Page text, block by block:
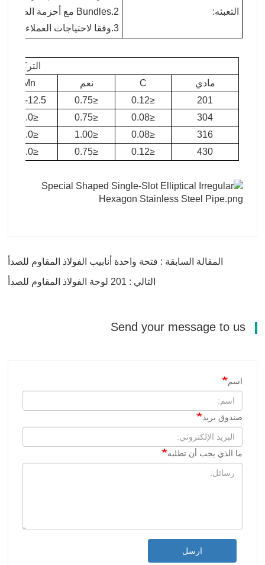
التعبئه:
2.Bundles مع أحزمة الصلب
3.وفقا لاحتياجات العملاء
التركيب
مادي
C نعم
Mn
201
≤0.12
≤0.75
9.5-12.5
304
≤0.08
≤0.75
≤2.0
316
≤0.08
≤1.00
≤2.0
430
≤0.12
≤0.75
≤2.0
المقالة السابقة : فتحة واحدة أنابيب الفولاذ المقاوم للصدأ
التالي : 201 لوحة الفولاذ المقاوم للصدأ
اسم
صندوق بريد
ما الذي يجب أن تطلبه
ارسل